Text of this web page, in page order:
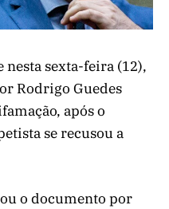
nesta sexta-feira (12),
Rodrigo Guedes
após o
se recusou a
o documento por